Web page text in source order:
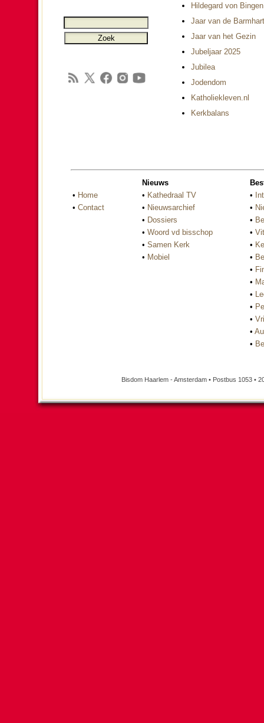
Hildegard von Bingen
Jaar van de
Jaar van het Gezin
Jubel­jaar 2025
Jubilea
Jo­den­dom
Katho­liek­le­ven.nl
Kerk­ba­lans
• Home
• Contact
Nieuws
• Kathedraal TV
• Nieuwsarchief
• Dossiers
• Woord vd bisschop
• Samen Kerk
• Mobiel
•
•
•
•
•
•
•
•
•
•
•
•
•
Bisdom Haarlem - Amsterdam • Postbus 1053 •